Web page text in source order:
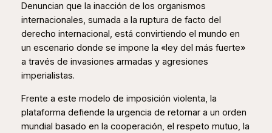
Denuncian que la inacción de los organismos
internacionales, sumada a la ruptura de facto del
derecho internacional, está convirtiendo el mundo en
un escenario donde se impone la «ley del más fuerte»
a través de invasiones armadas y agresiones
imperialistas.
Frente a este modelo de imposición violenta, la
plataforma defiende la urgencia de retornar a un orden
mundial basado en la cooperación, el respeto mutuo, la